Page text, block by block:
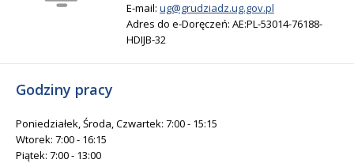
E-mail: ug@grudziadz.ug.gov.pl
Adres do e-Doręczeń: AE:PL-53014-76188-
HDIJB-32
Godziny pracy
Poniedziałek, Środa, Czwartek: 7:00 - 15:15
Wtorek: 7:00 - 16:15
Piątek: 7:00 - 13:00